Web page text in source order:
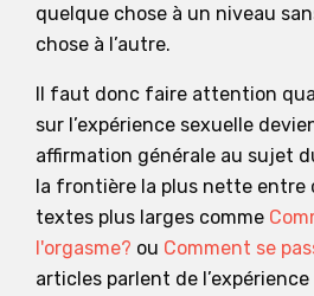
quelque chose à un niveau
chose à l’autre.
Il faut donc faire attention
sur l’expérience sexuelle
affirmation générale au sujet
la frontière la plus nette entre
textes plus larges comme
l'orgasme? ou Comment se
articles parlent de